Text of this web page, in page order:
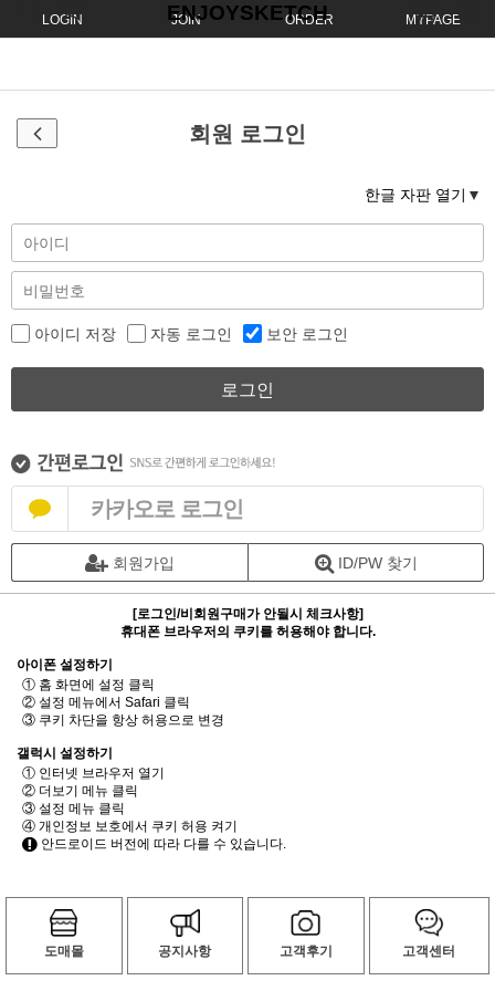
LOGIN JOIN ORDER MYPAGE
ENJOYSKETCH
회원 로그인
한글 자판 열기
아이디 저장 자동 로그인 보안 로그인
로그인
카카오로 로그인
회원가입 ID/PW 찾기
[로그인/비회원구매가 안될시 체크사항]
휴대폰 브라우저의 쿠키를 허용해야 합니다.
아이폰 설정하기
① 홈 화면에 설정 클릭
② 설정 메뉴에서 Safari 클릭
③ 쿠키 차단을 항상 허용으로 변경
갤럭시 설정하기
① 인터넷 브라우저 열기
② 더보기 메뉴 클릭
③ 설정 메뉴 클릭
④ 개인정보 보호에서 쿠키 허용 켜기
안드로이드 버전에 따라 다를 수 있습니다.
도매몰 공지사항 고객후기 고객센터